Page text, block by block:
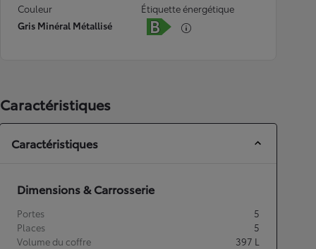
Couleur
Gris Minéral Métallisé
Étiquette énergétique
Caractéristiques
Caractéristiques
Dimensions & Carrosserie
Portes
5
Places
5
Volume du coffre
397 L